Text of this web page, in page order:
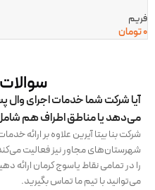
فریم
0تومان
آیا شرکت شما خدمات اجرای وال
می‌دهد یا مناطق اطراف هم
شرکت بنا بیتا آیرین علاوه بر ارائه
شهرستان‌های مجاور نیز فعالیت
را در تمامی نقاط یاسوج کرمان ارائه
می‌توانید با تیم ما تماس بگیرید.